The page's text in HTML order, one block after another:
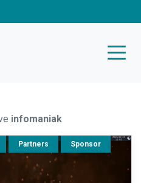
infomaniak
Partners Sponsor